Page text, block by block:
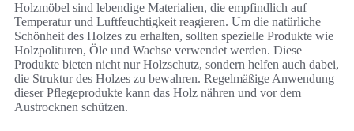
Holzmöbel sind lebendige Materialien, die empfindlich auf
Temperatur und Luftfeuchtigkeit reagieren. Um die natürliche
Schönheit des Holzes zu erhalten, sollten spezielle Produkte wie
Holzpolituren, Öle und Wachse verwendet werden. Diese
Produkte bieten nicht nur Holzschutz, sondern helfen auch dabei,
die Struktur des Holzes zu bewahren. Regelmäßige Anwendung
dieser Pflegeprodukte kann das Holz nähren und vor dem
Austrocknen schützen.